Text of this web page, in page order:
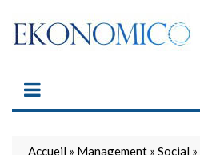
content
Accueil » Management » Social »